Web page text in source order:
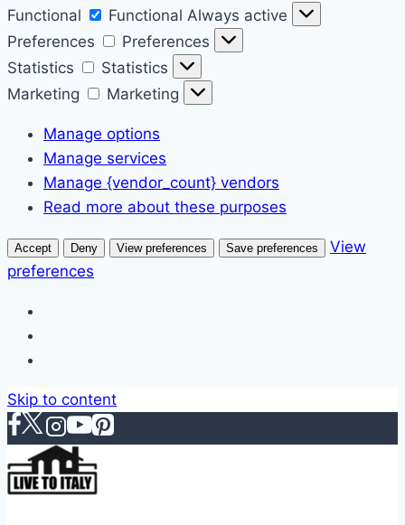
Functional
Functional Always active
Preferences
Preferences
Statistics
Statistics
Marketing
Marketing
Manage options
Manage services
Manage {vendor_count} vendors
Read more about these purposes
Accept Deny View preferences Save preferences
View
preferences
Skip to content